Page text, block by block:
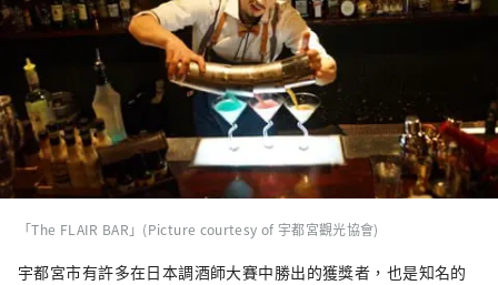
「The FLAIR BAR」(Picture courtesy of 宇都宮觀光協會)
宇都宮市有許多在日本調酒師大賽中勝出的獲獎者，也是知名的